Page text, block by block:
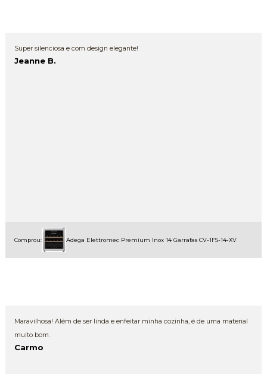
Super silenciosa e com design elegante!
Jeanne B.
Comprou: Adega Elettromec Premium Inox 14 Garrafas CV-1FS-14-XV
Maravilhosa! Além de ser linda e enfeitar minha cozinha, é de uma material
muito bom.
Carmo